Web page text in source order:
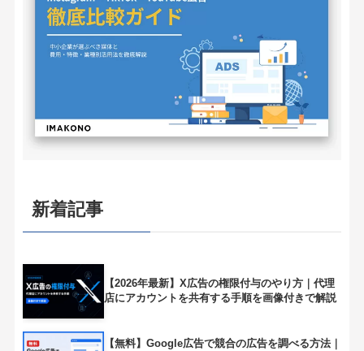
新着記事
【2026年最新】X広告の権限付与のやり方｜代理
店にアカウントを共有する手順を画像付きで解説
【無料】Google広告で競合の広告を調べる方法｜